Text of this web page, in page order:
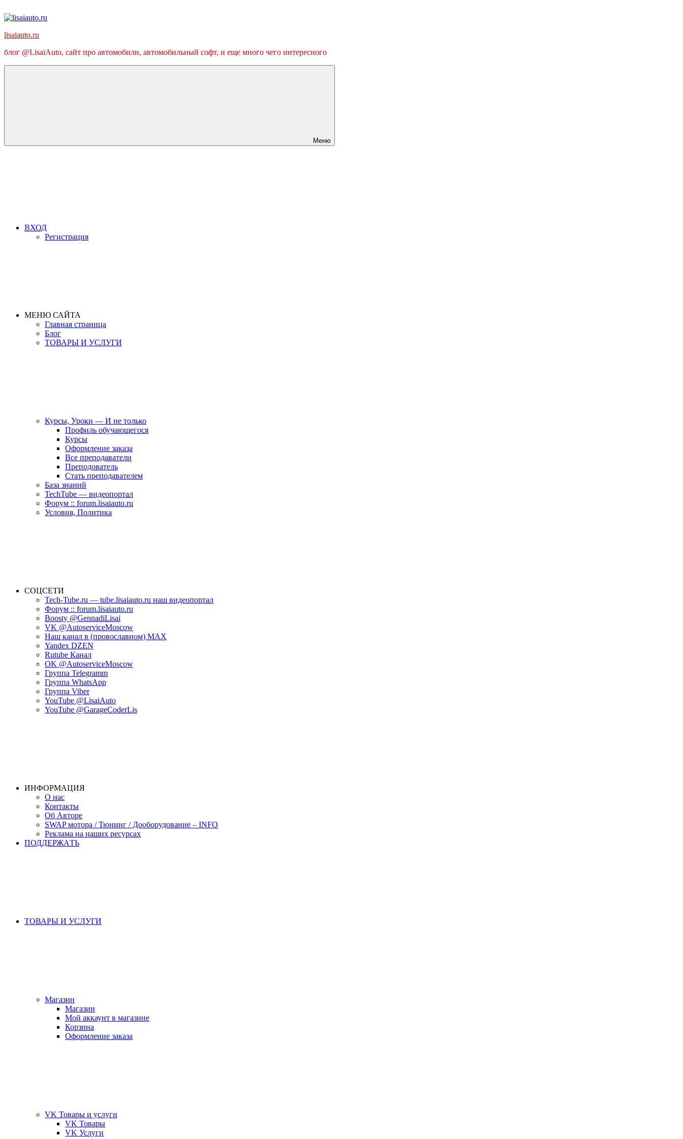
к
lisaiauto.ru
блог @LisaiAuto, сайт про автомобили, автомобильный софт, и еще много чего интересного
Меню
ВХОД
Регистрация
МЕНЮ САЙТА
Главная страница
Блог
ТОВАРЫ И УСЛУГИ
Курсы, Уроки — И не только
Профиль обучающегося
Курсы
Оформление заказа
Все преподаватели
Преподователь
Стать преподавателем
База знаний
TechTube — видеопортал
Форум :: forum.lisaiauto.ru
Условия, Политика
СОЦСЕТИ
Tech-Tube.ru — tube.lisaiauto.ru наш видеопортал
Форум :: forum.lisaiauto.ru
Boosty @GennadiLisai
VK @AutoserviceMoscow
Наш канал в (провославном) MAX
Yandex DZEN
Rutube Канал
OK @AutoserviceMoscow
Группа Telegramm
Группа WhatsApp
Группа Viber
YouTube @LisaiAuto
YouTube @GarageCoderLis
ИНФОРМАЦИЯ
О нас
Контакты
Об Авторе
SWAP мотора / Тюнинг / Дооборудование – INFO
Реклама на наших ресурсах
ПОДДЕРЖАTЬ
ТОВАРЫ И УСЛУГИ
Магазин
Магазин
Мой аккаунт в магазине
Корзина
Оформление заказа
VK Товары и услуги
VK Товары
VK Услуги